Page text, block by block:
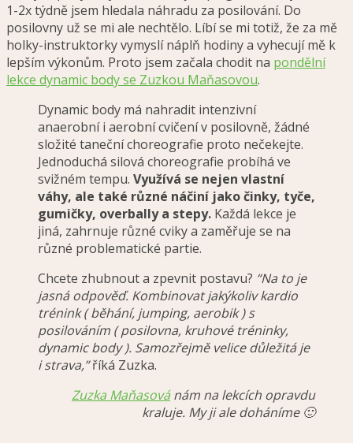
1-2x týdně jsem hledala náhradu za posilování. Do
posilovny už se mi ale nechtělo. Líbí se mi totiž, že za mě
holky-instruktorky vymyslí náplň hodiny a vyhecují mě k
lepším výkonům. Proto jsem začala chodit na pondělní
lekce dynamic body se Zuzkou Maňasovou.
Dynamic body má nahradit intenzivní
anaerobní i aerobní cvičení v posilovně, žádné
složité taneční choreografie proto nečekejte.
Jednoduchá silová choreografie probíhá ve
svižném tempu. Využívá se nejen vlastní
váhy, ale také různé náčiní jako činky, tyče,
gumičky, overbally a stepy. Každá lekce je
jiná, zahrnuje různé cviky a zaměřuje se na
různé problematické partie.
Chcete zhubnout a zpevnit postavu? “Na to je
jasná odpověď. Kombinovat jakýkoliv kardio
trénink ( běhání, jumping, aerobik ) s
posilováním ( posilovna, kruhové tréninky,
dynamic body ). Samozřejmě velice důležitá je
i strava,”říká Zuzka.
Zuzka Maňasovánám na lekcích opravdu
kraluje. My ji ale doháníme 🙂